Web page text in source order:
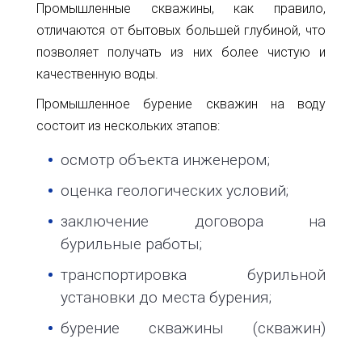
Промышленные скважины, как правило,
отличаются от бытовых большей глубиной, что
позволяет получать из них более чистую и
качественную воды.
Промышленное бурение скважин на воду
состоит из нескольких этапов:
осмотр объекта инженером;
оценка геологических условий;
заключение договора на
бурильные работы;
транспортировка бурильной
установки до места бурения;
бурение скважины (скважин)